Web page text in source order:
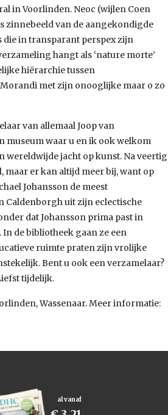
in Voorlinden. Neoc (wijlen Coen
zinnebeeld van de aangekondigde
die in transparant perspex zijn
hangt als ‘nature morte’
hiërarchie tussen
met zijn onooglijke maar o zo
van allemaal Joop van
museum waar u en ik ook welkom
wereldwijde jacht op kunst. Na veertig
maar er kan altijd meer bij, want op
Johansson de meest
Caldenborgh uit zijn eclectische
dat Johansson prima past in
de bibliotheek gaan ze een
ruimte praten zijn vrolijke
Bent u ook een verzamelaar?
tijdelijk.
Wassenaar. Meer informatie:
al vanaf